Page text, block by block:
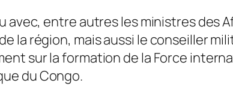
avec, entre autres les ministres des
la région, mais aussi le conseiller
sur la formation de la Force
du Congo.